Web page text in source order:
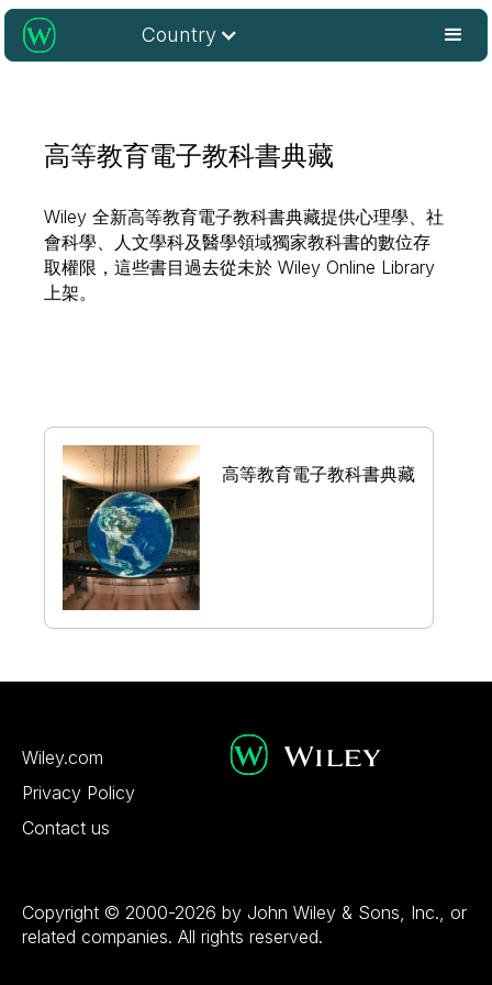
Country
高等教育電子教科書典藏
Wiley 全新高等教育電子教科書典藏提供心理學、社
會科學、人文學科及醫學領域獨家教科書的數位存
取權限，這些書目過去從未於 Wiley Online Library
上架。
高等教育電子教科書典藏
Wiley.com
Privacy Policy
Contact us
Copyright © 2000-2026 by John Wiley & Sons, Inc., or
related companies. All rights reserved.